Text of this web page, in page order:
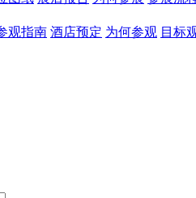
观指南 酒店预定 为何参观 目标